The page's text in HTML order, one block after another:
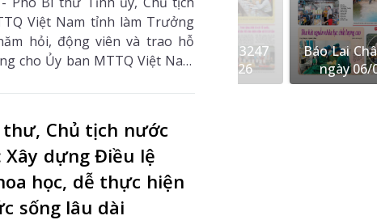
Việt Nam tỉnh làm Trưởng
hỏi, động viên và trao hỗ
cho Ủy ban MTTQ Việt Nam
trợ tỉnh, nhằm giúp nhân
hậu quả thiên tai, mưa lũ,
ổn định cuộc sống.
thư, Chủ tịch nước
Xây dựng Điều lệ
học, dễ thực hiện
sống lâu dài
Châu Số 3240
27/07/2026
Báo Lai Châu Số 3247
ngày 07/08/2026
Báo Lai
ngày 06/